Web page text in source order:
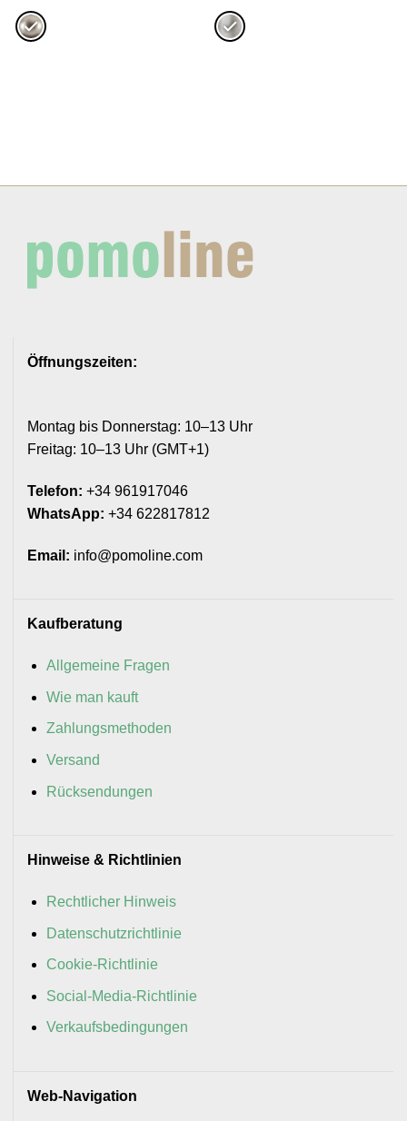
Öffnungszeiten:
Montag bis Donnerstag: 10–13 Uhr
Freitag: 10–13 Uhr (GMT+1)
Telefon: +34 961917046
WhatsApp: +34 622817812
Email: info@pomoline.com
Kaufberatung
Allgemeine Fragen
Wie man kauft
Zahlungsmethoden
Versand
Rücksendungen
Hinweise & Richtlinien
Rechtlicher Hinweis
Datenschutzrichtlinie
Cookie-Richtlinie
Social-Media-Richtlinie
Verkaufsbedingungen
Web-Navigation